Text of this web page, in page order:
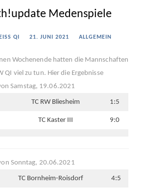
Medenspiele
QI 21. JUNI 2021 ALLGEMEIN
Wochenende hatten die Mannschaften
QI viel zu tun. Hier die Ergebnisse
Samstag, 19.06.2021
TC RW Bliesheim 1:5
TC Kaster III 9:0
Sonntag, 20.06.2021
TC Bornheim-Roisdorf 4:5